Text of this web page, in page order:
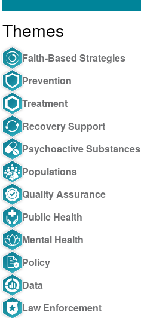
Themes
Faith-Based Strategies
Prevention
Treatment
Recovery Support
Psychoactive Substances
Populations
Quality Assurance
Public Health
Mental Health
Policy
Data
Law Enforcement